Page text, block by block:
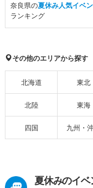
奈良県の夏休み人気イベ
ランキング
その他のエリアから探す
北海道 東北
北陸 東海
四国 九州・
夏休みのイ